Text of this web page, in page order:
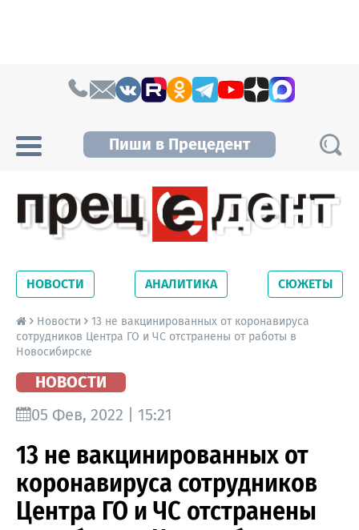
Пиши в Прецедент
Новосибирской области. Читайте свежие
новости на сайте сетевого издания
Precedent.
НОВОСТИ АНАЛИТИКА СЮЖЕТЫ
Новости
13 не вакцинированных от коронавируса
сотрудников Центра ГО и ЧС отстранены от работы в
Новосибирске
НОВОСТИ
05 Фев, 2022 | 15:21
13 не вакцинированных от
коронавируса сотрудников
Центра ГО и ЧС отстранены